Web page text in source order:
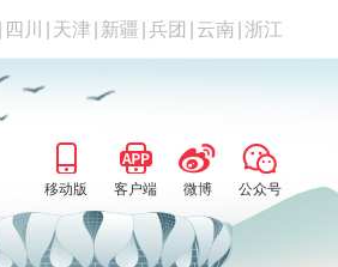
四川 天津 新疆 兵团 云南 浙江
移动版 客户端 微博 公众号